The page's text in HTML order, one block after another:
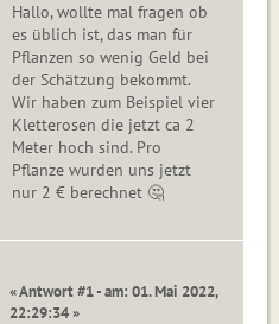
Hallo, wollte mal fragen ob
es üblich ist, das man für
Pflanzen so wenig Geld bei
der Schätzung bekommt.
Wir haben zum Beispiel vier
Kletterosen die jetzt ca 2
Meter hoch sind. Pro
Pflanze wurden uns jetzt
nur 2 € berechnet 🤔
« Antwort #1 - am: 01. Mai 2022,
22:29:34 »